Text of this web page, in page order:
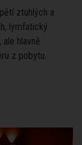
ztuhlých a
lymfatický
hlavně
z pobytu.